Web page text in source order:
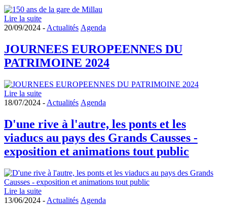
Lire la suite
20/09/2024 - Actualités Agenda
JOURNEES EUROPEENNES DU
PATRIMOINE 2024
Lire la suite
18/07/2024 - Actualités Agenda
D'une rive à l'autre, les ponts et les
viaducs au pays des Grands Causses -
exposition et animations tout public
Lire la suite
13/06/2024 - Actualités Agenda